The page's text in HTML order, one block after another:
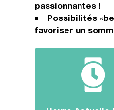
passionnantes !
Possibilités
favoriser un